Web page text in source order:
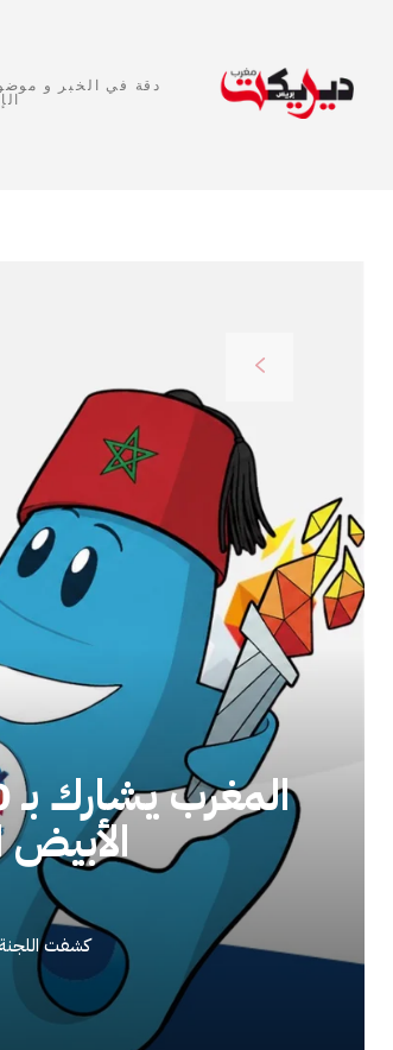
دقة في الخبر و
الأبيض
كشفت اللجنة